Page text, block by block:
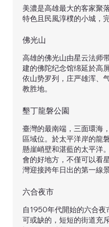
美濃是高雄最大的客家聚
特色且民風淳樸的小城，
高雄的佛光山由星云法师
建的佛陀纪念馆绵延於高
依山势罗列，庄严雄浑、
教胜地。
佛光山
臺灣的最南端，三面環海
區域位。於太平洋岸的龍
懸崖峭壁和湛藍的太平洋
會的好地方，不僅可以看
灣迎接跨年日出的第一線景
​墾丁龍磐公園
自1950年代開始的六合
可或缺的，短短的街道充
​六合夜市